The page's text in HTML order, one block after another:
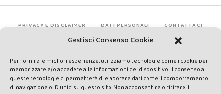
Gestisci Consenso Cookie
Per fornire le migliori esperienze, utilizziamo tecnologie come i cookie per
memorizzare e/o accedere alle informazioni del dispositivo. Il consenso a
queste tecnologie ci permetterà di elaborare dati come il comportamento
di navigazione o ID unici su questo sito. Non acconsentire o ritirare il
PRIVACY E DISCLAIMER DATI PERSONALI CONTATTACI